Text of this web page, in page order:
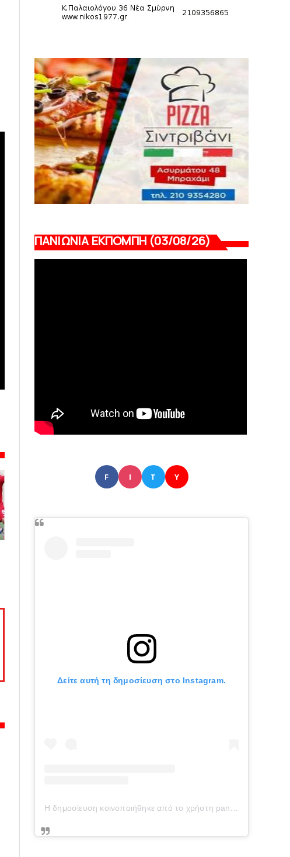
Πανιώνια Εκπομπή: Eυχαριστούμε και...
συνεχίζουμε!
Θλίψη για τον χαμό του Γιώργου
Mαρσέλλου
August 04, 2026
ΠΑΝΙΩΝΙΑ ΕΚΠΟΜΠΗ (03/08/26)
F I T Y
Δείτε αυτή τη δημοσίευση στο Instagram.
Η δημοσίευση κοινοποιήθηκε από το χρήστη panionianea.gr (@panionianea.gr)